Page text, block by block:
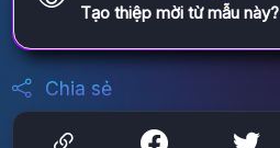
Tạo thiệp mời từ mẫu này?
Chia sẻ